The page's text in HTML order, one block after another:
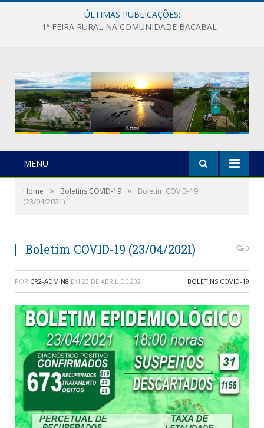
ÚLTIMAS PUBLICAÇÕES:
1ª FEIRA RURAL NA COMUNIDADE BACABAL
MENU
Home » Boletins COVID-19 »
Boletim COVID-19
(23/04/2021)
Boletim COVID-19 (23/04/2021) 0
POR CR2-ADMIN8 EM 23 DE ABRIL DE 2021 BOLETINS COVID-19